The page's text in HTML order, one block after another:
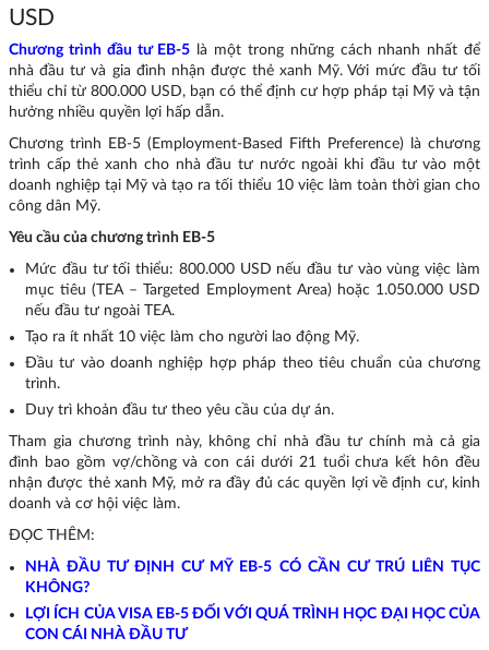
USD
Chương trình đầu tư EB-5 là một trong những cách nhanh nhất để
nhà đầu tư và gia đình nhận được thẻ xanh Mỹ. Với mức đầu tư tối
thiểu chỉ từ 800.000 USD, bạn có thể định cư hợp pháp tại Mỹ và tận
hưởng nhiều quyền lợi hấp dẫn.
Chương trình EB-5 (Employment-Based Fifth Preference) là chương
trình cấp thẻ xanh cho nhà đầu tư nước ngoài khi đầu tư vào một
doanh nghiệp tại Mỹ và tạo ra tối thiểu 10 việc làm toàn thời gian cho
công dân Mỹ.
Yêu cầu của chương trình EB-5
Mức đầu tư tối thiểu: 800.000 USD nếu đầu tư vào vùng việc làm
mục tiêu (TEA – Targeted Employment Area) hoặc 1.050.000 USD
nếu đầu tư ngoài TEA.
Tạo ra ít nhất 10 việc làm cho người lao động Mỹ.
Đầu tư vào doanh nghiệp hợp pháp theo tiêu chuẩn của chương
trình.
Duy trì khoản đầu tư theo yêu cầu của dự án.
Tham gia chương trình này, không chỉ nhà đầu tư chính mà cả gia
đình bao gồm vợ/chồng và con cái dưới 21 tuổi chưa kết hôn đều
nhận được thẻ xanh Mỹ, mở ra đầy đủ các quyền lợi về định cư, kinh
doanh và cơ hội việc làm.
ĐỌC THÊM:
NHÀ ĐẦU TƯ ĐỊNH CƯ MỸ EB-5 CÓ CẦN CƯ TRÚ LIÊN TỤC
KHÔNG?
LỢI ÍCH CỦA VISA EB-5 ĐỐI VỚI QUÁ TRÌNH HỌC ĐẠI HỌC CỦA
CON CÁI NHÀ ĐẦU TƯ